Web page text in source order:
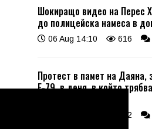
Шокиращо видео на Перес
до полицейска намеса в
06 Aug 14:10 616
Протест в памет на Даяна,
Е-79, в деня, в който
672